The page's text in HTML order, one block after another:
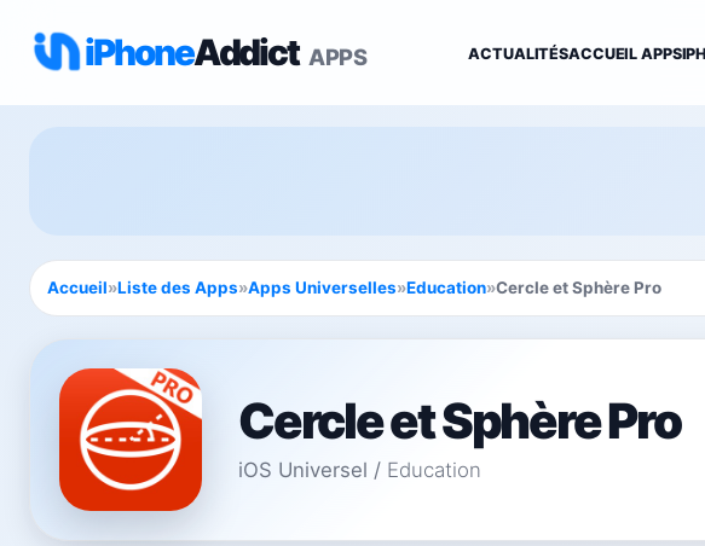
iPhoneAddict APPS ACTUALITÉSACCUEIL APPS
Accueil»Liste des Apps»Apps Universelles»Education»Cercle et Sphère Pro
Cercle et Sphère Pro
iOS Universel / Education